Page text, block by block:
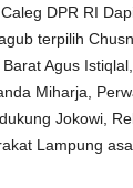
DPR RI
terpilih
Agus
Miharja,
Jokowi,
Lampung